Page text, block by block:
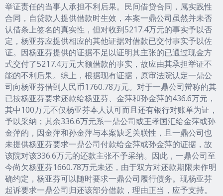
举证责任的当事人承担不利后果。民间借贷合同，属实践性
合同，自贷款人提供借款时生效，本案一鼎公司虽然并未否
认借条上签名的真实性，但对收到5217.4万元的事实予以否
定，杨亚芬应提供相应的其他证据对借款已交付事实予以佐
证。因杨亚芬提供的证据不足以证明其主张的已通过现金方
式交付了5217.4万元大额借款的事实，故应由其承担举证不
能的不利后果。综上，根据现有证据，原审法院认定一鼎公
司向杨亚芬借到人民币1760.78万元。对于一鼎公司辩称的其
已按杨亚芬要求还款给杨亚芬、金萍和孙金萍的436.6万元，
其中100万元不仅杨亚芬本人认可而且还有银行对账单为证，
予以采纳；其余336.6万元系一鼎公司或王孝国汇给金萍或孙
金萍的，因金萍和孙金萍与本案缺乏关联性，且一鼎公司也
未提供杨亚芬要求一鼎公司付款给金萍或孙金萍的证据，故
该院对该336.6万元的还款主张不予采纳。因此，一鼎公司至
今尚欠杨亚芬1660.78万元未还，由于双方对还款期限未作明
确约定，杨亚芬可以随时要求一鼎公司履行债务。现杨亚芬
起诉要求一鼎公司归还该部分借款，理由正当，应予支持。